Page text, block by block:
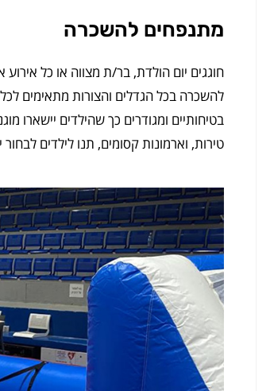
מתנפחים להשכרה
חוגגים יום הולדת, בר/ת מצווה או כל
להשכרה בכל הגדלים והצורות מתאימים
בטיחותיים ומגודרים כך שהילדים יישארו
טירות, וארמונות קסומים, תנו לילדים